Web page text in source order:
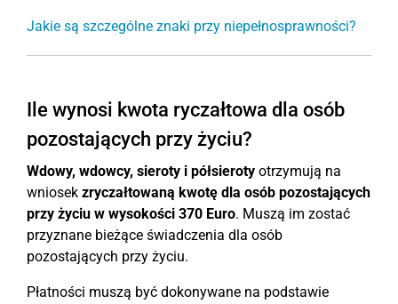
Jakie są szczególne znaki przy niepełnosprawności?
Ile wynosi kwota ryczałtowa dla osób
pozostających przy życiu?
Wdowy, wdowcy, sieroty i półsieroty otrzymują na
wniosek zryczałtowaną kwotę dla osób pozostających
przy życiu w wysokości 370 Euro. Muszą im zostać
przyznane bieżące świadczenia dla osób
pozostających przy życiu.
Płatności muszą być dokonywane na podstawie